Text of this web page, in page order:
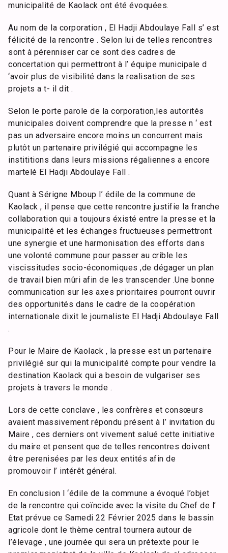
municipalité de Kaolack ont été évoquées.
Au nom de la corporation , El Hadji Abdoulaye Fall s’ est
félicité de la rencontre . Selon lui de telles rencontres
sont à pérenniser car ce sont des cadres de
concertation qui permettront à l’ équipe municipale d
‘avoir plus de visibilité dans la realisation de ses
projets a t- il dit .
Selon le porte parole de la corporation,les autorités
municipales doivent comprendre que la presse n ‘ est
pas un adversaire encore moins un concurrent mais
plutôt un partenaire privilégié qui accompagne les
instititions dans leurs missions régaliennes a encore
martelé El Hadji Abdoulaye Fall .
Quant à Sérigne Mboup l’ édile de la commune de
Kaolack , il pense que cette rencontre justifie la franche
collaboration qui a toujours éxisté entre la presse et la
municipalité et les échanges fructueuses permettront
une synergie et une harmonisation des efforts dans
une volonté commune pour passer au crible les
viscissitudes socio-économiques ,de dégager un plan
de travail bien mûri afin de les transcender .Une bonne
communication sur les axes prioritaires pourront ouvrir
des opportunités dans le cadre de la coopération
internationale dixit le journaliste El Hadji Abdoulaye Fall
.
Pour le Maire de Kaolack , la presse est un partenaire
privilégié sur qui la municipalité compte pour vendre la
destination Kaolack qui a besoin de vulgariser ses
projets à travers le monde .
Lors de cette conclave , les confrères et consœurs
avaient massivement répondu présent à l’ invitation du
Maire , ces derniers ont vivement salué cette initiative
du maire et pensent que de telles rencontres doivent
être perenisées par les deux entités afin de
promouvoir l’ intérêt général.
En conclusion l ‘édile de la commune a évoqué l’objet
de la rencontre qui coïncide avec la visite du Chef de l’
Etat prévue ce Samedi 22 Février 2025 dans le bassin
agricole dont le thème central tournera autour de
l’élevage , une journée qui sera un prétexte pour le